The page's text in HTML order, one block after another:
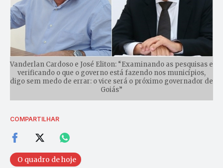
Vanderlan Cardoso e José Eliton: “Examinando as pesquisas e
verificando o que o governo está fazendo nos municípios,
digo sem medo de errar: o vice será o próximo governador de
Goiás”
COMPARTILHAR
O quadro de hoje